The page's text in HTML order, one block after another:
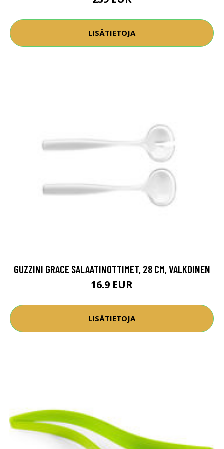
LISÄTIETOJA
GUZZINI GRACE SALAATINOTTIMET, 28 CM, VALKOINEN
16.9 EUR
LISÄTIETOJA